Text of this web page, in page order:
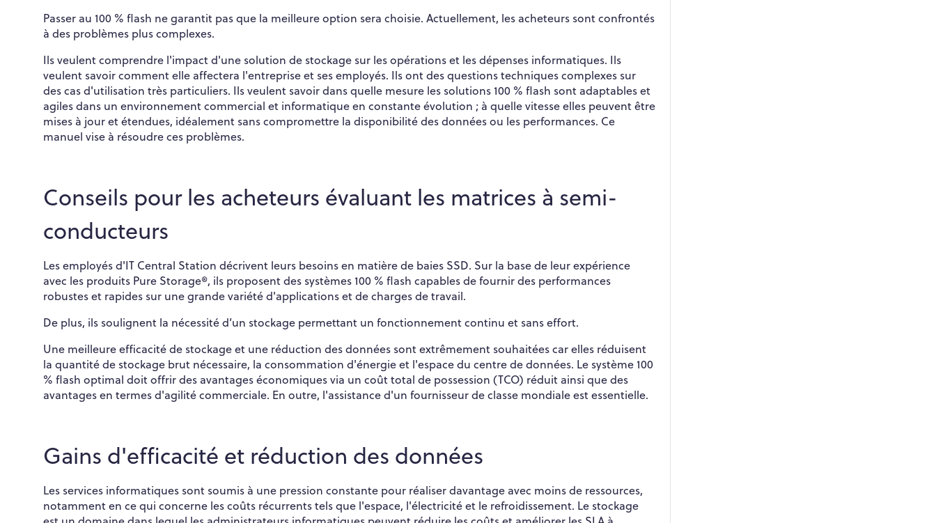
Passer au 100 % flash ne garantit pas que la meilleure option sera choisie. Actuellement, les acheteurs sont confrontés
à des problèmes plus complexes.
Ils veulent comprendre l'impact d'une solution de stockage sur les opérations et les dépenses informatiques. Ils
veulent savoir comment elle affectera l'entreprise et ses employés. Ils ont des questions techniques complexes sur
des cas d'utilisation très particuliers. Ils veulent savoir dans quelle mesure les solutions 100 % flash sont adaptables et
agiles dans un environnement commercial et informatique en constante évolution ; à quelle vitesse elles peuvent être
mises à jour et étendues, idéalement sans compromettre la disponibilité des données ou les performances. Ce
manuel vise à résoudre ces problèmes.
Conseils pour les acheteurs évaluant les matrices à semi-
conducteurs
Les employés d'IT Central Station décrivent leurs besoins en matière de baies SSD. Sur la base de leur expérience
avec les produits Pure Storage®, ils proposent des systèmes 100 % flash capables de fournir des performances
robustes et rapides sur une grande variété d'applications et de charges de travail.
De plus, ils soulignent la nécessité d’un stockage permettant un fonctionnement continu et sans effort.
Une meilleure efficacité de stockage et une réduction des données sont extrêmement souhaitées car elles réduisent
la quantité de stockage brut nécessaire, la consommation d'énergie et l'espace du centre de données. Le système 100
% flash optimal doit offrir des avantages économiques via un coût total de possession (TCO) réduit ainsi que des
avantages en termes d'agilité commerciale. En outre, l'assistance d'un fournisseur de classe mondiale est essentielle.
Gains d'efficacité et réduction des données
Les services informatiques sont soumis à une pression constante pour réaliser davantage avec moins de ressources,
notamment en ce qui concerne les coûts récurrents tels que l'espace, l'électricité et le refroidissement. Le stockage